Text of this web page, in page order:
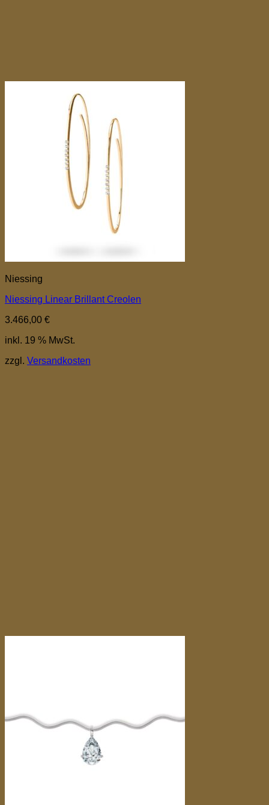
Niessing
Niessing Linear Brillant Creolen
3.466,00 €
inkl. 19 % MwSt.
zzgl. Versandkosten